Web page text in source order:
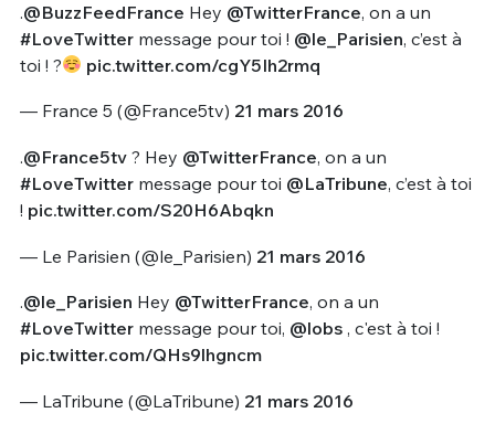
.@BuzzFeedFrance Hey @TwitterFrance, on a un
#LoveTwittermessage pour toi ! @le_Parisien, c’est à
toi ! ?
pic.twitter.com/cgY5Ih2rmq
— France 5 (@France5tv) 21 mars 2016
.@France5tv? Hey @TwitterFrance, on a un
#LoveTwittermessage pour toi @LaTribune, c’est à toi
! pic.twitter.com/S20H6Abqkn
— Le Parisien (@le_Parisien) 21 mars 2016
.@le_Parisien Hey @TwitterFrance, on a un
#LoveTwittermessage pour toi, @lobs, c'est à toi !
pic.twitter.com/QHs9lhgncm
— LaTribune (@LaTribune) 21 mars 2016